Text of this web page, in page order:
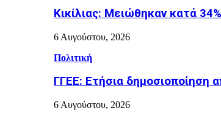
Κικίλιας: Μειώθηκαν κατά
6 Αυγούστου, 2026
Πολιτική
ΓΓΕΕ: Eτήσια δημοσιοποίηση
6 Αυγούστου, 2026